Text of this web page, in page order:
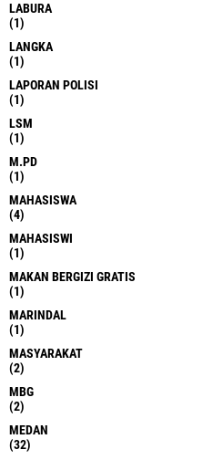
LABURA
(1)
LANGKA
(1)
LAPORAN POLISI
(1)
LSM
(1)
M.PD
(1)
MAHASISWA
(4)
MAHASISWI
(1)
MAKAN BERGIZI GRATIS
(1)
MARINDAL
(1)
MASYARAKAT
(2)
MBG
(2)
MEDAN
(32)